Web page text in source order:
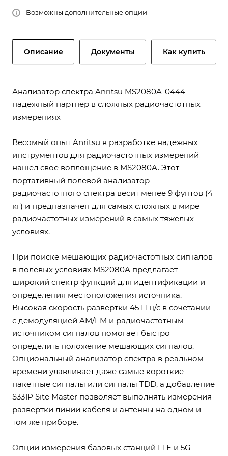
Возможны дополнительные опции
Описание Документы Как купить
Анализатор спектра Anritsu MS2080A-0444 -
надежный партнер в сложных радиочастотных
измерениях
Весомый опыт Anritsu в разработке надежных
инструментов для радиочастотных измерений
нашел свое воплощение в MS2080A. Этот
портативный полевой анализатор
радиочастотного спектра весит менее 9 фунтов (4
кг) и предназначен для самых сложных в мире
радиочастотных измерений в самых тяжелых
условиях.
При поиске мешающих радиочастотных сигналов
в полевых условиях MS2080A предлагает
широкий спектр функций для идентификации и
определения местоположения источника.
Высокая скорость развертки 45 ГГц/с в сочетании
с демодуляцией AM/FM и радиочастотным
источником сигналов помогает быстро
определить положение мешающих сигналов.
Опциональный анализатор спектра в реальном
времени улавливает даже самые короткие
пакетные сигналы или сигналы TDD, а добавление
S331P Site Master позволяет выполнять измерения
развертки линии кабеля и антенны на одном и
том же приборе.
Опции измерения базовых станций LTE и 5G